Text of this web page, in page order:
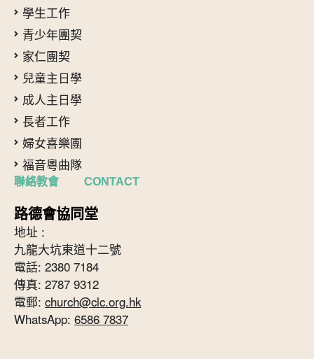
學生工作
青少年團契
家仁團契
兒童主日學
成人主日學
長者工作
婦女喜樂團
福音粵曲隊
聯絡教會 CONTACT
路德會協同堂
地址 :
九龍大坑東道十二號
電話: 2380 7184
傳真: 2787 9312
電郵: church@clc.org.hk
WhatsApp: 6586 7837